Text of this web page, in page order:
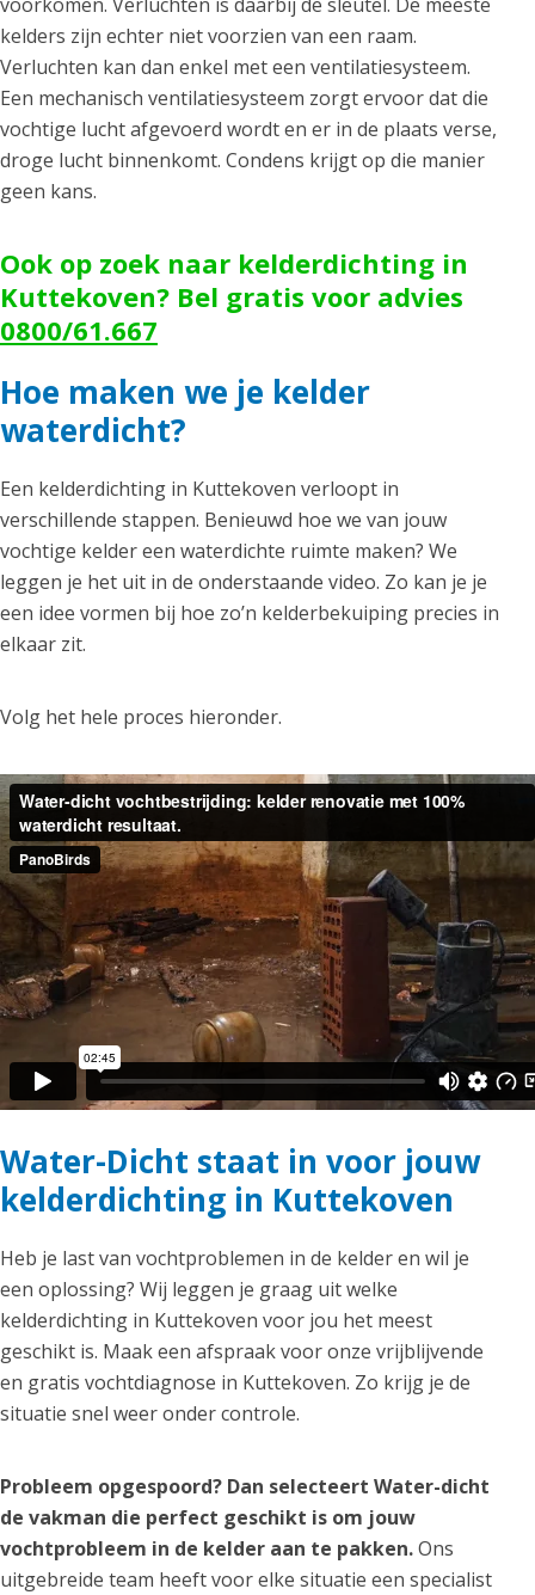
kelders zijn echter niet voorzien van een raam.
Verluchten kan dan enkel met een ventilatiesysteem.
Een mechanisch ventilatiesysteem zorgt ervoor dat die
vochtige lucht afgevoerd wordt en er in de plaats verse,
droge lucht binnenkomt. Condens krijgt op die manier
geen kans.
Ook op zoek naar kelderdichting in
Kuttekoven? Bel gratis voor advies
0800/61.667
Hoe maken we je kelder
waterdicht?
Een kelderdichting in Kuttekoven verloopt in
verschillende stappen. Benieuwd hoe we van jouw
vochtige kelder een waterdichte ruimte maken? We
leggen je het uit in de onderstaande video. Zo kan je je
een idee vormen bij hoe zo’n kelderbekuiping precies in
elkaar zit.
Volg het hele proces hieronder.
Water-Dicht staat in voor jouw
kelderdichting in Kuttekoven
Heb je last van vochtproblemen in de kelder en wil je
een oplossing? Wij leggen je graag uit welke
kelderdichting in Kuttekoven voor jou het meest
geschikt is. Maak een afspraak voor onze vrijblijvende
en gratis vochtdiagnose in Kuttekoven. Zo krijg je de
situatie snel weer onder controle.
Probleem opgespoord? Dan selecteert Water-dicht
de vakman die perfect geschikt is om jouw
vochtprobleem in de kelder aan te pakken.Ons
uitgebreide team heeft voor elke situatie een specialist